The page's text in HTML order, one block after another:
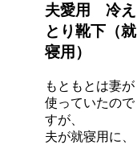
夫愛用 冷え
とり靴下（就
寝用）
もともとは妻が
使っていたので
すが、
夫が就寝用に、